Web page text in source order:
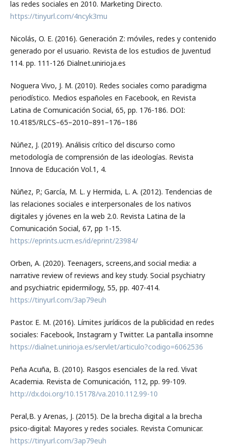
las redes sociales en 2010. Marketing Directo.
https://tinyurl.com/4ncyk3mu
Nicolás, O. E. (2016). Generación Z: móviles, redes y contenido
generado por el usuario. Revista de los estudios de Juventud
114. pp. 111-126 Dialnet.unirioja.es
Noguera Vivo, J. M. (2010). Redes sociales como paradigma
periodístico. Medios españoles en Facebook, en Revista
Latina de Comunicación Social, 65, pp. 176-186. DOI:
10.4185/RLCS–65–2010–891–176–186
Núñez, J. (2019). Análisis crítico del discurso como
metodología de comprensión de las ideologías. Revista
Innova de Educación Vol.1, 4.
Núñez, P.; García, M. L. y Hermida, L. A. (2012). Tendencias de
las relaciones sociales e interpersonales de los nativos
digitales y jóvenes en la web 2.0. Revista Latina de la
Comunicación Social, 67, pp 1-15.
https://eprints.ucm.es/id/eprint/23984/
Orben, A. (2020). Teenagers, screens,and social media: a
narrative review of reviews and key study. Social psychiatry
and psychiatric epidermilogy, 55, pp. 407-414.
https://tinyurl.com/3ap79euh
Pastor. E. M. (2016). Límites jurídicos de la publicidad en redes
sociales: Facebook, Instagram y Twitter. La pantalla insomne
https://dialnet.unirioja.es/servlet/articulo?codigo=6062536
Peña Acuña, B. (2010). Rasgos esenciales de la red. Vivat
Academia. Revista de Comunicación, 112, pp. 99-109.
http://dx.doi.org/10.15178/va.2010.112.99-10
Peral,B. y Arenas, J. (2015). De la brecha digital a la brecha
psico-digital: Mayores y redes sociales. Revista Comunicar.
https://tinyurl.com/3ap79euh